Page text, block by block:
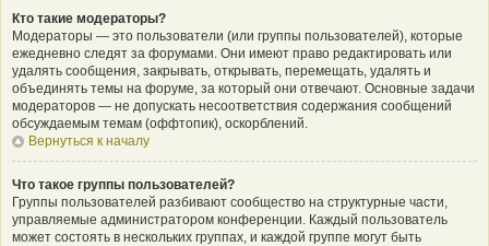
Кто такие модераторы?
Модераторы — это пользователи (или группы пользователей), которые
ежедневно следят за форумами. Они имеют право редактировать или
удалять сообщения, закрывать, открывать, перемещать, удалять и
объединять темы на форуме, за который они отвечают. Основные задачи
модераторов — не допускать несоответствия содержания сообщений
обсуждаемым темам (оффтопик), оскорблений.
Вернуться к началу
Что такое группы пользователей?
Группы пользователей разбивают сообщество на структурные части,
управляемые администратором конференции. Каждый пользователь
может состоять в нескольких группах, и каждой группе могут быть